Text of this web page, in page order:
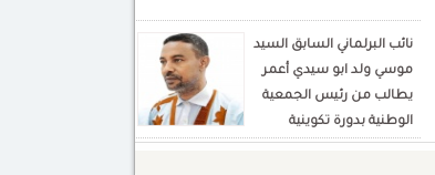
نائب البرلماني السابق السيد
موسي ولد ابو سيدي أعمر
يطالب من رئيس الجمعية
الوطنية بدورة تكوينية
للنواب الجديد